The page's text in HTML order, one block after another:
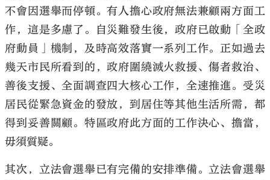
不會因選舉而停頓。有人擔心政府無法兼顧兩方面工
作，這是多慮了。自災難發生後，政府已啟動「全政
府動員」機制，及時高效落實一系列工作。正如過去
幾天市民所看到的，政府圍繞滅火救援、傷者救治、
善後支援、全面調查四大核心工作，全速推進。受災
居民從緊急資金的發放，到居住等其他生活所需，都
得到妥善關顧。特區政府此方面的工作決心、擔當，
毋須質疑。
其次，立法會選舉已有完備的安排準備。立法會選舉